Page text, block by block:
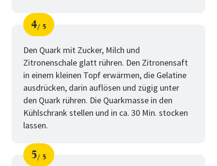
Schritt
4
von
5
Den Quark mit Zucker, Milch und
Zitronenschale glatt rühren. Den Zitronensaft
in einem kleinen Topf erwärmen, die Gelatine
ausdrücken, darin auflösen und zügig unter
den Quark rühren. Die Quarkmasse in den
Kühlschrank stellen und in ca. 30 Min. stocken
lassen.
5 5